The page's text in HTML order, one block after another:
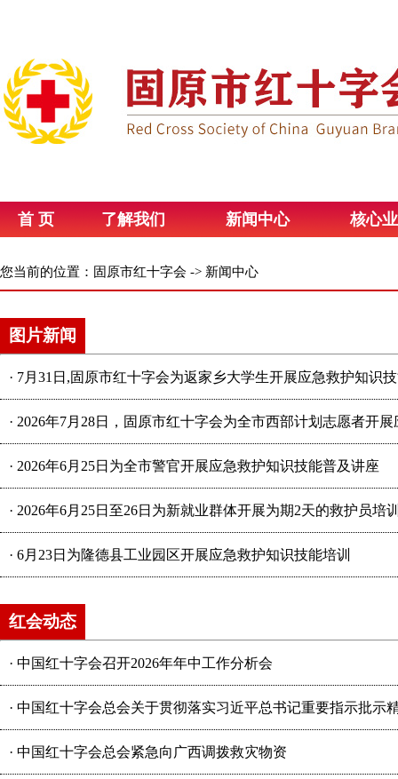
首 页 了解我们 新闻中心 核心
您当前的位置： 固原市红十字会 -> 新闻中心
图片新闻
· 7月31日,固原市红十字会为返家乡大学生开展应急救护知识
· 2026年7月28日，固原市红十字会为全市西部计划志愿者开
· 2026年6月25日为全市警官开展应急救护知识技能普及讲座
· 2026年6月25日至26日为新就业群体开展为期2天的救护员培
· 6月23日为隆德县工业园区开展应急救护知识技能培训
红会动态
· 中国红十字会召开2026年年中工作分析会
· 中国红十字会总会关于贯彻落实习近平总书记重要指示批示
· 中国红十字会总会紧急向广西调拨救灾物资